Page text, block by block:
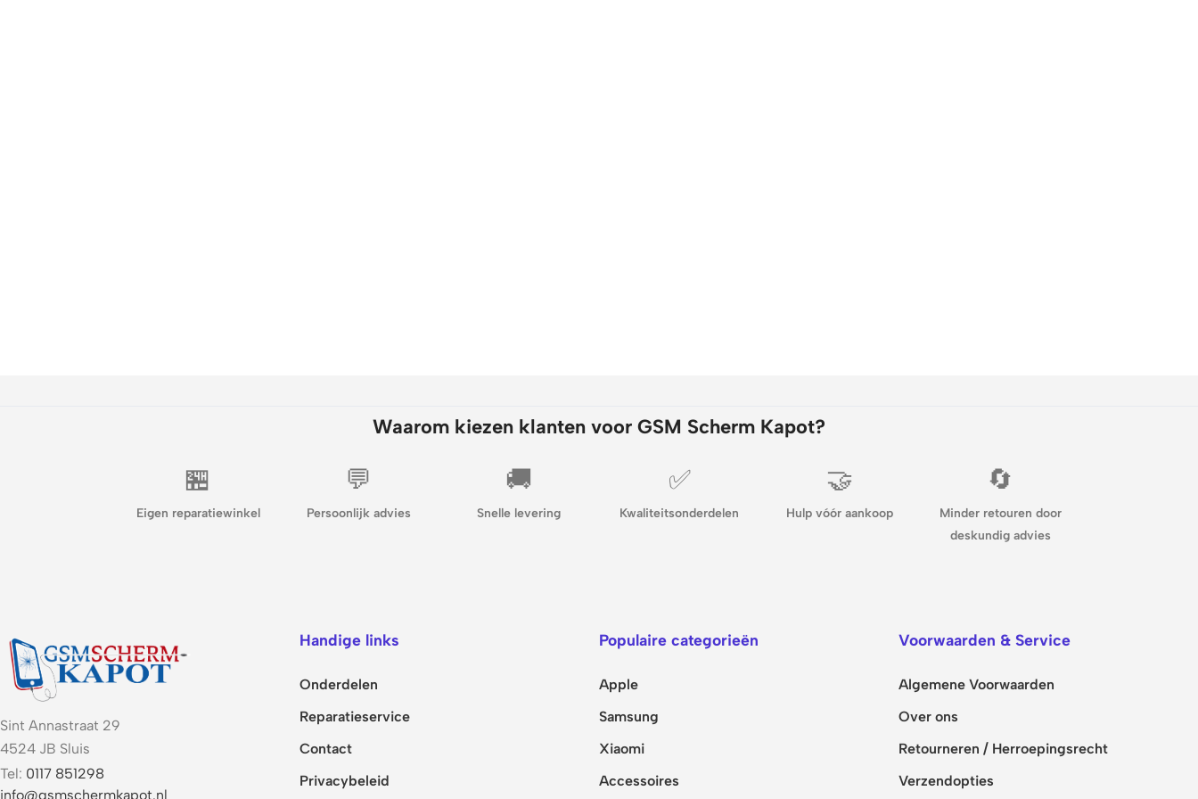
Waarom kiezen klanten voor GSM Scherm Kapot?
🏪
Eigen reparatiewinkel
💬
Persoonlijk advies
🚚
Snelle levering
✅
Kwaliteitsonderdelen
🤝
Hulp vóór aankoop
🔄
Minder retouren door
deskundig advies
Sint Annastraat 29
4524 JB Sluis
Tel: 0117 851298
info@gsmschermkapot.nl
Handige links
Onderdelen
Reparatieservice
Contact
Privacybeleid
Populaire categorieën
Apple
Samsung
Xiaomi
Accessoires
Voorwaarden & Service
Algemene Voorwaarden
Over ons
Retourneren / Herroepingsrecht
Verzendopties